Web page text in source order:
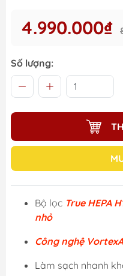
4.990.000₫
Số lượng:
Bộ lọc True HEPA
nhỏ
Công nghệ
Làm sạch nhanh